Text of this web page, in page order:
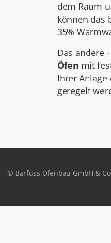
dem Raum
können das
35%
Das andere
Öfen mit
Ihrer
gere­gelt
© Barfuss Ofenbau GmbH &